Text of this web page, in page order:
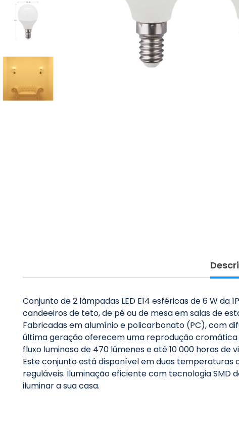
Conjunto de 2 lâmpadas LED E14 esféricas de 6 W
candeeiros de teto, de pé ou de mesa em salas de
Fabricadas em alumínio e policarbonato (PC), com
última geração oferecem uma reprodução cromática
fluxo luminoso de 470 lúmenes e até 10 000 horas de
Este conjunto está disponível em duas temperaturas
reguláveis. Iluminação eficiente com tecnologia SMD
iluminar a sua casa.